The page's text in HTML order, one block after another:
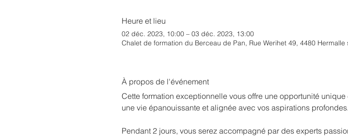
Heure et lieu
02 déc. 2023, 10:00 – 03 déc. 2023, 13:00
Chalet de formation du Berceau de Pan, Rue Werihet 49, 4480 Hermalle
À propos de l'événement
Cette formation exceptionnelle vous offre une opportunité
une vie épanouissante et alignée avec vos aspirations profondes.
Pendant 2 jours, vous serez accompagné par des experts